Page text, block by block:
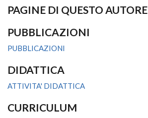
PAGINE DI QUESTO AUTORE
PUBBLICAZIONI
PUBBLICAZIONI
DIDATTICA
ATTIVITA' DIDATTICA
CURRICULUM